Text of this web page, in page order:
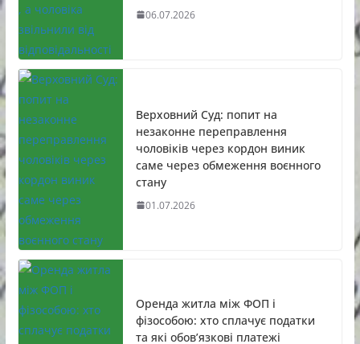
06.07.2026
Верховний Суд: попит на
незаконне переправлення
чоловіків через кордон виник
саме через обмеження воєнного
стану
01.07.2026
Оренда житла між ФОП і
фізособою: хто сплачує податки
та які обов’язкові платежі